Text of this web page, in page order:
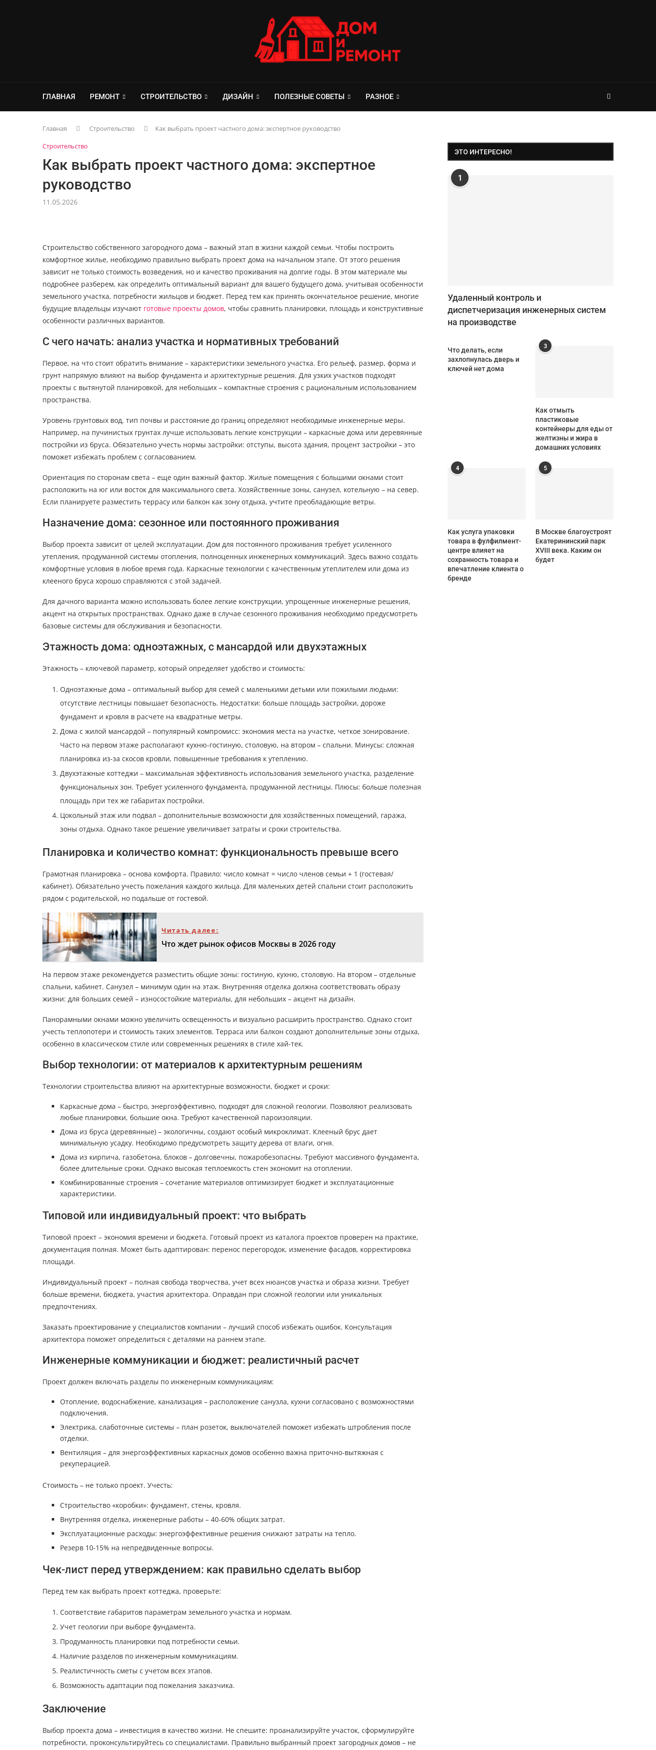
ГЛАВНАЯ РЕМОНТ СТРОИТЕЛЬСТВО ДИЗАЙН ПОЛЕЗНЫЕ СОВЕТЫ РАЗНОЕ
Главная Строительство
Как выбрать проект частного дома: экспертное руководство
Строительство
Как выбрать проект частного дома: экспертное
руководство
11.05.2026
Строительство собственного загородного дома – важный этап в жизни каждой семьи. Чтобы построить
комфортное жилье, необходимо правильно выбрать проект дома на начальном этапе. От этого решения
зависит не только стоимость возведения, но и качество проживания на долгие годы. В этом материале мы
подробнее разберем, как определить оптимальный вариант для вашего будущего дома, учитывая особенности
земельного участка, потребности жильцов и бюджет. Перед тем как принять окончательное решение, многие
будущие владельцы изучают готовые проекты домов, чтобы сравнить планировки, площадь и конструктивные
особенности различных вариантов.
С чего начать: анализ участка и нормативных требований
Первое, на что стоит обратить внимание – характеристики земельного участка. Его рельеф, размер, форма и
грунт напрямую влияют на выбор фундамента и архитектурные решения. Для узких участков подходят
проекты с вытянутой планировкой, для небольших – компактные строения с рациональным использованием
пространства.
Уровень грунтовых вод, тип почвы и расстояние до границ определяют необходимые инженерные меры.
Например, на пучинистых грунтах лучше использовать легкие конструкции – каркасные дома или деревянные
постройки из бруса. Обязательно учесть нормы застройки: отступы, высота здания, процент застройки – это
поможет избежать проблем с согласованием.
Ориентация по сторонам света – еще один важный фактор. Жилые помещения с большими окнами стоит
расположить на юг или восток для максимального света. Хозяйственные зоны, санузел, котельную – на север.
Если планируете разместить террасу или балкон как зону отдыха, учтите преобладающие ветры.
Назначение дома: сезонное или постоянного проживания
Выбор проекта зависит от целей эксплуатации. Дом для постоянного проживания требует усиленного
утепления, продуманной системы отопления, полноценных инженерных коммуникаций. Здесь важно создать
комфортные условия в любое время года. Каркасные технологии с качественным утеплителем или дома из
клееного бруса хорошо справляются с этой задачей.
Для дачного варианта можно использовать более легкие конструкции, упрощенные инженерные решения,
акцент на открытых пространствах. Однако даже в случае сезонного проживания необходимо предусмотреть
базовые системы для обслуживания и безопасности.
Этажность дома: одноэтажных, с мансардой или двухэтажных
Этажность – ключевой параметр, который определяет удобство и стоимость:
Одноэтажные дома – оптимальный выбор для семей с маленькими детьми или пожилыми людьми:
отсутствие лестницы повышает безопасность. Недостатки: больше площадь застройки, дороже
фундамент и кровля в расчете на квадратные метры.
Дома с жилой мансардой – популярный компромисс: экономия места на участке, четкое зонирование.
Часто на первом этаже располагают кухню-гостиную, столовую, на втором – спальни. Минусы: сложная
планировка из-за скосов кровли, повышенные требования к утеплению.
Двухэтажные коттеджи – максимальная эффективность использования земельного участка, разделение
функциональных зон. Требует усиленного фундамента, продуманной лестницы. Плюсы: больше полезная
площадь при тех же габаритах постройки.
Цокольный этаж или подвал – дополнительные возможности для хозяйственных помещений, гаража,
зоны отдыха. Однако такое решение увеличивает затраты и сроки строительства.
Планировка и количество комнат: функциональность превыше всего
Грамотная планировка – основа комфорта. Правило: число комнат = число членов семьи + 1 (гостевая/
кабинет). Обязательно учесть пожелания каждого жильца. Для маленьких детей спальни стоит расположить
рядом с родительской, но подальше от гостевой.
Читать далее:
Что ждет рынок офисов Москвы в 2026 году
На первом этаже рекомендуется разместить общие зоны: гостиную, кухню, столовую. На втором – отдельные
спальни, кабинет. Санузел – минимум один на этаж. Внутренняя отделка должна соответствовать образу
жизни: для больших семей – износостойкие материалы, для небольших – акцент на дизайн.
Панорамными окнами можно увеличить освещенность и визуально расширить пространство. Однако стоит
учесть теплопотери и стоимость таких элементов. Терраса или балкон создают дополнительные зоны отдыха,
особенно в классическом стиле или современных решениях в стиле хай-тек.
Выбор технологии: от материалов к архитектурным решениям
Технологии строительства влияют на архитектурные возможности, бюджет и сроки:
Каркасные дома – быстро, энергоэффективно, подходят для сложной геологии. Позволяют реализовать
любые планировки, большие окна. Требуют качественной пароизоляции.
Дома из бруса (деревянные) – экологичны, создают особый микроклимат. Клееный брус дает
минимальную усадку. Необходимо предусмотреть защиту дерева от влаги, огня.
Дома из кирпича, газобетона, блоков – долговечны, пожаробезопасны. Требуют массивного фундамента,
более длительные сроки. Однако высокая теплоемкость стен экономит на отоплении.
Комбинированные строения – сочетание материалов оптимизирует бюджет и эксплуатационные
характеристики.
Типовой или индивидуальный проект: что выбрать
Типовой проект – экономия времени и бюджета. Готовый проект из каталога проектов проверен на практике,
документация полная. Может быть адаптирован: перенос перегородок, изменение фасадов, корректировка
площади.
Индивидуальный проект – полная свобода творчества, учет всех нюансов участка и образа жизни. Требует
больше времени, бюджета, участия архитектора. Оправдан при сложной геологии или уникальных
предпочтениях.
Заказать проектирование у специалистов компании – лучший способ избежать ошибок. Консультация
архитектора поможет определиться с деталями на раннем этапе.
Инженерные коммуникации и бюджет: реалистичный расчет
Проект должен включать разделы по инженерным коммуникациям:
Отопление, водоснабжение, канализация – расположение санузла, кухни согласовано с возможностями
подключения.
Электрика, слаботочные системы – план розеток, выключателей поможет избежать штробления после
отделки.
Вентиляция – для энергоэффективных каркасных домов особенно важна приточно-вытяжная с
рекуперацией.
Стоимость – не только проект. Учесть:
Строительство «коробки»: фундамент, стены, кровля.
Внутренняя отделка, инженерные работы – 40-60% общих затрат.
Эксплуатационные расходы: энергоэффективные решения снижают затраты на тепло.
Резерв 10-15% на непредвиденные вопросы.
Чек-лист перед утверждением: как правильно сделать выбор
Перед тем как выбрать проект коттеджа, проверьте:
Соответствие габаритов параметрам земельного участка и нормам.
Учет геологии при выборе фундамента.
Продуманность планировки под потребности семьи.
Наличие разделов по инженерным коммуникациям.
Реалистичность сметы с учетом всех этапов.
Возможность адаптации под пожелания заказчика.
Заключение
Выбор проекта дома – инвестиция в качество жизни. Не спешите: проанализируйте участок, сформулируйте
потребности, проконсультируйтесь со специалистами. Правильно выбранный проект загородных домов – не
ЭТО ИНТЕРЕСНО!
1
Удаленный контроль и
диспетчеризация инженерных систем
на производстве
Что делать, если
захлопнулась дверь и
ключей нет дома
3
Как отмыть
пластиковые
контейнеры для еды от
желтизны и жира в
домашних условиях
4
Как услуга упаковки
товара в фулфилмент-
центре влияет на
сохранность товара и
впечатление клиента о
бренде
5
В Москве благоустроят
Екатерининский парк
XVIII века. Каким он
будет